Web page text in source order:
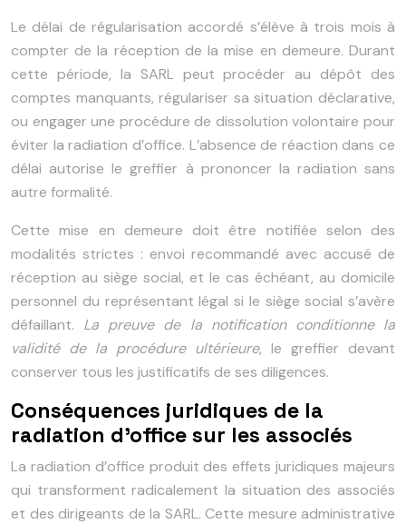
Le délai de régularisation accordé s’élève à trois mois à
compter de la réception de la mise en demeure. Durant
cette période, la SARL peut procéder au dépôt des
comptes manquants, régulariser sa situation déclarative,
ou engager une procédure de dissolution volontaire pour
éviter la radiation d’office. L’absence de réaction dans ce
délai autorise le greffier à prononcer la radiation sans
autre formalité.
Cette mise en demeure doit être notifiée selon des
modalités strictes : envoi recommandé avec accusé de
réception au siège social, et le cas échéant, au domicile
personnel du représentant légal si le siège social s’avère
défaillant. La preuve de la notification conditionne la
validité de la procédure ultérieure, le greffier devant
conserver tous les justificatifs de ses diligences.
Conséquences juridiques de la
radiation d’office sur les associés
La radiation d’office produit des effets juridiques majeurs
qui transforment radicalement la situation des associés
et des dirigeants de la SARL. Cette mesure administrative